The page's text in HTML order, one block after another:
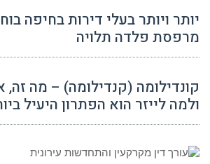
יותר ויותר בעלי דירות בחיפה
מרפסת פלדה תלויה
קונדילומה (קנדילומה) – מה
ולמה לייזר הוא הפתרון היעיל